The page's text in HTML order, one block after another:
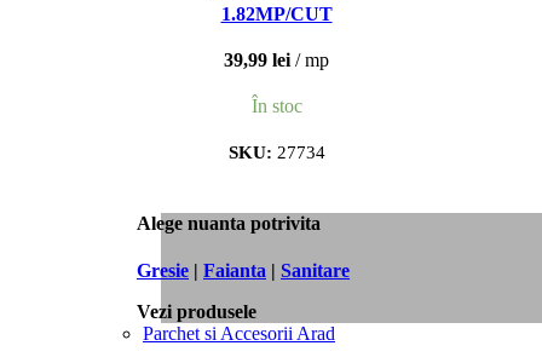
1.82MP/CUT
39,99 lei mp
În stoc
SKU: 27734
Alege nuanta potrivita
Gresie | Faianta | Sanitare
Vezi produsele
Parchet si Accesorii Arad